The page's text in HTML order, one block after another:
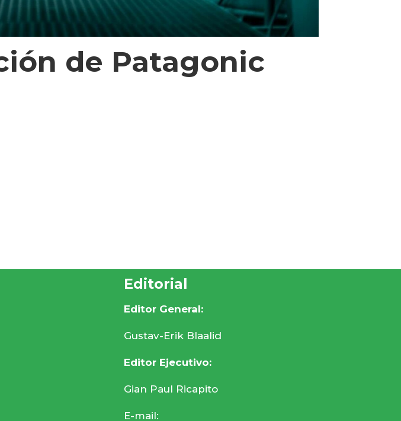
de Patagonic
Editorial
Editor General:
Gustav-Erik Blaalid
Editor Ejecutivo:
Gian Paul Ricapito
E-mail: